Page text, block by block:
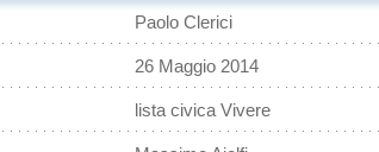
Paolo Clerici
26 Maggio 2014
lista civica Vivere